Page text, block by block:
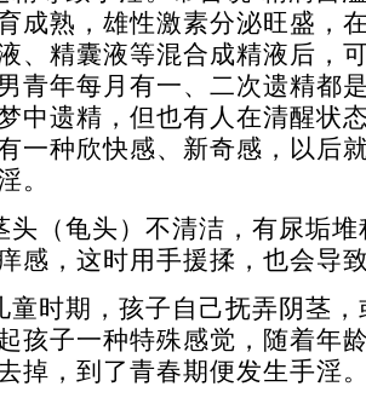
成熟，雄性激素分泌旺盛，
、精囊液等混合成精液后，
青年每月有一、二次遗精都
中遗精，但也有人在清醒状
一种欣快感、新奇感，以后
。
龟头）不清洁，有尿垢堆
感，这时用手援揉，也会导
期，孩子自己抚弄阴茎，
孩子一种特殊感觉，随着年
掉，到了青春期便发生手淫